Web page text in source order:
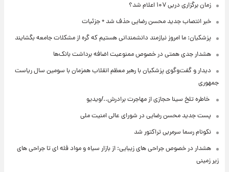
زمان برگزاری دربی ۱۰۷ اعلام شد؟
خبر انتصاب جدید محسن رضایی حذف شد + جزئیات
پزشکیان: ما امروز نیازمند دانشمندانی هستیم که گره از مشکلات جامعه بگشایند
هشدار جدی همتی در خصوص ممنوعیت اضافه ‌برداشت بانک‌ها
دیدار و گفت‌وگوی پزشکیان با رهبر معظم انقلاب همزمان با سومین سال ریاست
جمهوری
⁨ خاطره تلخ سینا حجازی از مهاجرت برادرش../ویدیو
پست جدید محسن رضایی در شورای عالی امنیت ملی
نکونام رسما سرمربی تراکتور شد
هشدار در خصوص جراحی های زیبایی: از بازار سیاه و مواد فله ای تا جراحی های
زیر زمینی